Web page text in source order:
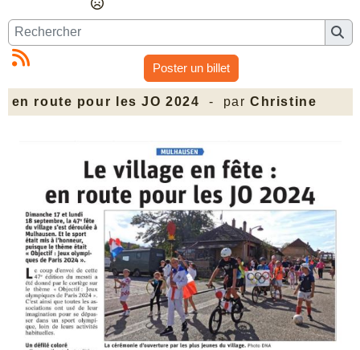
Poster un billet
en route pour les JO 2024 - par Christine